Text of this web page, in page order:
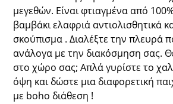
μεγεθών. Είναι φτιαγμένα από
βαμβάκι ελαφριά αντιολισθητικά
σκούπισμα . Διαλέξτε την πλευρά
ανάλογα με την διακόσμηση σας.
στο χώρο σας; Απλά γυρίστε το
όψη και δώστε μια διαφορετική
με boho διάθεση !